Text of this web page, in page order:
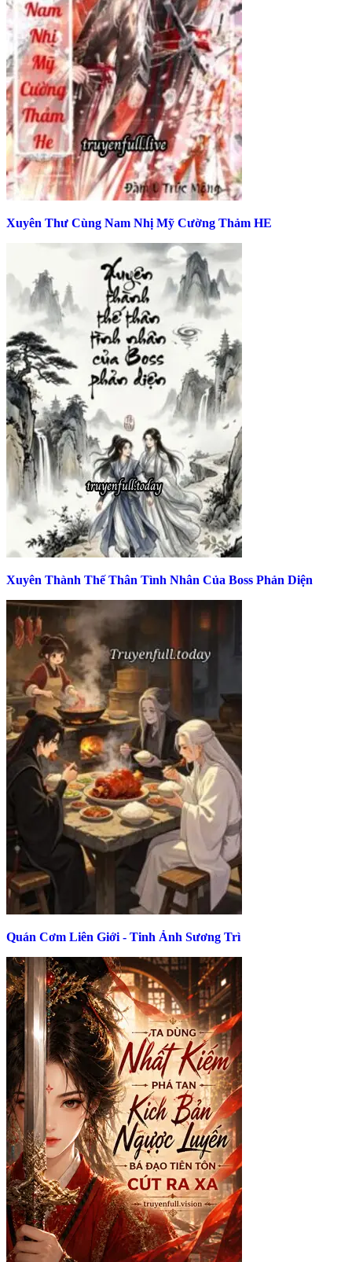
Xuyên Thư Cùng Nam Nhị Mỹ Cường Thảm HE
Xuyên Thành Thế Thân Tình Nhân Của Boss Phản Diện
Quán Cơm Liên Giới - Tinh Ảnh Sương Trì